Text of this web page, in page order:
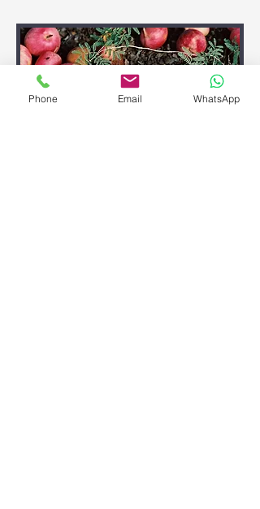
Phone Email WhatsApp